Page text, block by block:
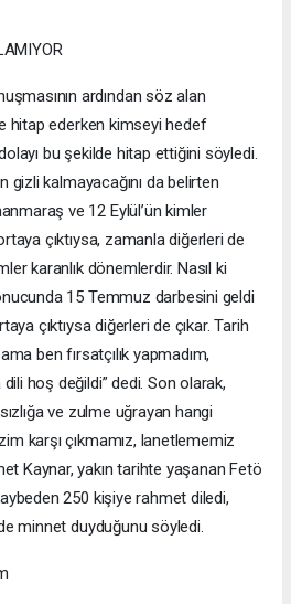
ardından söz alan
hitap ederken kimseyi hedef
bu şekilde hitap ettiğini söyledi.
gizli kalmayacağını da belirten
ve 12 Eylül’ün kimler
çıktıysa, zamanla diğerleri de
karanlık dönemlerdir. Nasıl ki
15 Temmuz darbesini geldi
çıktıysa diğerleri de çıkar. Tarih
ben fırsatçılık yapmadım,
hoş değildi” dedi. Son olarak,
ve zulme uğrayan hangi
karşı çıkmamız, lanetlememiz
Kaynar, yakın tarihte yaşanan Fetö
250 kişiye rahmet diledi,
minnet duyduğunu söyledi.